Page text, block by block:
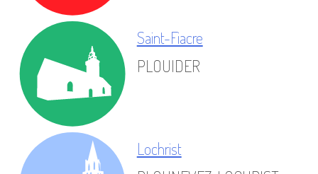
Saint-Fiacre
PLOUIDER
Lochrist